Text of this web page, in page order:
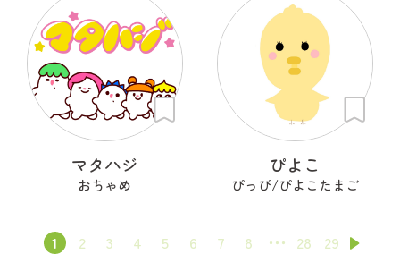
マタハジ
おちゃめ
ぴよこ
ぴっぴ/ぴよこたまご
1 2 3 4 5 6 7 8 28 29